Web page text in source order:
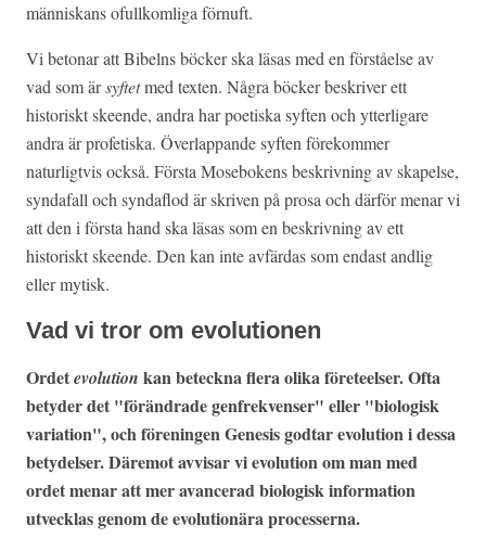
människans ofullkomliga förnuft.
Vi betonar att Bibelns böcker ska läsas med en förståelse av
vad som ärsyftetmed texten. Några böcker beskriver ett
historiskt skeende, andra har poetiska syften och ytterligare
andra är profetiska. Överlappande syften förekommer
naturligtvis också. Första Mosebokens beskrivning av skapelse,
syndafall och syndaflod är skriven på prosa och därför menar vi
att den i första hand ska läsas som en beskrivning av ett
historiskt skeende. Den kan inte avfärdas som endast andlig
eller mytisk.
Vad vi tror om evolutionen
Ordetevolution kan beteckna flera olika företeelser. Ofta
betyder det "förändrade genfrekvenser" eller "biologisk
variation", och föreningen Genesis godtar evolution i dessa
betydelser. Däremot avvisar vi evolution om man med
ordet menar att mer avancerad biologisk information
utvecklas genom de evolutionära processerna.